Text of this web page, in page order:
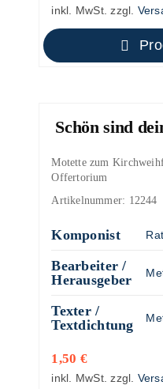
inkl. MwSt. zzgl.
Schön sind
Motette zum
Offertorium
Artikelnummer: 12244
Komponist
Bearbeiter /
Herausgeber
Texter /
Textdichtung
1,50 €
inkl. MwSt. zzgl.